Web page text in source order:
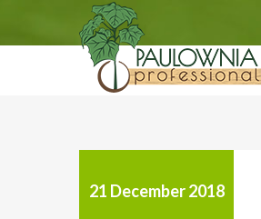
21 December 2018